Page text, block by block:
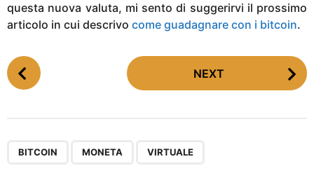
questa nuova valuta, mi sento di suggerirvi il prossimo
articolo in cui descrivo come guadagnare con i bitcoin.
P
o
NEXT
BITCOIN MONETA VIRTUALE